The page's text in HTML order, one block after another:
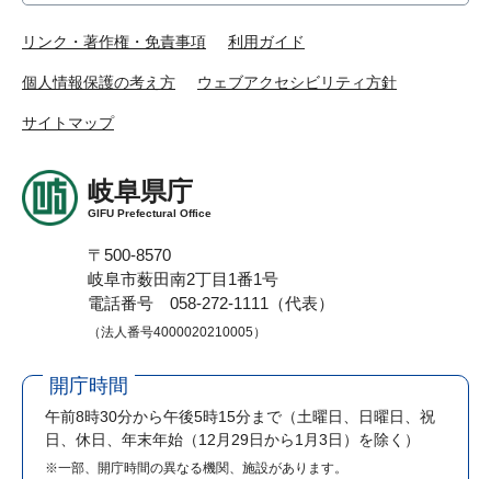
リンク・著作権・免責事項 利用ガイド
個人情報保護の考え方 ウェブアクセシビリティ方針
サイトマップ
岐阜県庁
GIFU Prefectural Office
〒500-8570
岐阜市薮田南2丁目1番1号
電話番号 058-272-1111（代表）
（法人番号4000020210005）
開庁時間
午前8時30分から午後5時15分まで （土曜日、日曜日、祝
日、休日、年末年始（12月29日から1月3日）を除く）
※一部、開庁時間の異なる機関、施設があります。